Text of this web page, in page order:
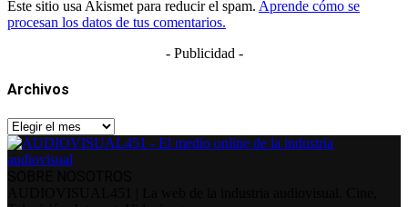
Este sitio usa Akismet para reducir el spam. Aprende cómo se
procesan los datos de tus comentarios.
- Publicidad -
Archivos
Archivos